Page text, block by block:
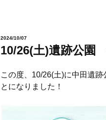
2024/10/07
10/26(土)遺跡公園
この度、10/26(土)に中田遺
とになりました！